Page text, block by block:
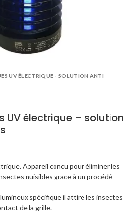
UV ÉLECTRIQUE – SOLUTION ANTI
UV électrique – solution
Appareil concu pour éliminer les
nuisibles grace à un procédé
spécifique il attire les insectes
de la grille.